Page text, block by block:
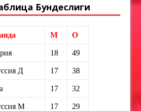
Бундеслиги
М О
18 49
Д 17 38
17 32
М 17 29